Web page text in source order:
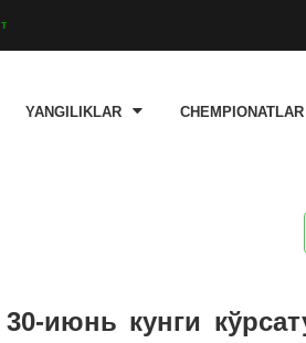
YANGILIKLAR CHEMPIONATLAR
июнь кунги